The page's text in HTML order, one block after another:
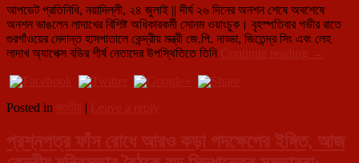
পেলেন
প্রহ্লাদ
জোশী
আপডেট প্রতিনিধি, নয়াদিল্লী, ২৪ জুলাই || দীর্ঘ ২৬ দিনের অনশন শেষে অবশেষে
অনশন ভাঙলেন লাদাখের বিশিষ্ট অধিকারকর্মী সোনম ওয়াংচুক। বৃহস্পতিবার গভীর রাতে
গুরগাঁওয়ের মেদান্ত হাসপাতালে কেন্দ্রীয় মন্ত্রী জে.পি. নাড্ডা, জিতেন্দ্র সিং এবং লেহ
লাদাখ অ্যাপেক্স বডির শীর্ষ নেতাদের উপস্থিতিতে তিনি Continue reading ২৬
দ্রুত
সুস্থতা
→
Posted in জাতীয় | Leave a reply
প্রশ্নপত্র ফাঁস রোধে আরও কড়া পদক্ষেপের ইঙ্গিত, আজ